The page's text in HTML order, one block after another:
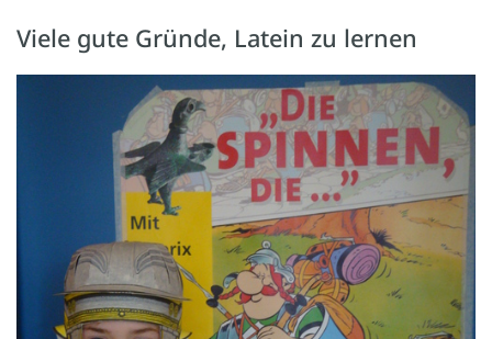
Viele gute Gründe, Latein zu lernen